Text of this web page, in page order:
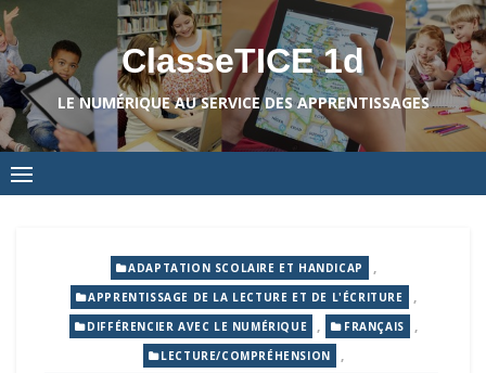
Skip
to
content
ClasseTICE 1d
LE NUMÉRIQUE AU SERVICE DES APPRENTISSAGES
ADAPTATION SCOLAIRE ET HANDICAP ,
APPRENTISSAGE DE LA LECTURE ET DE L'ÉCRITURE ,
DIFFÉRENCIER AVEC LE NUMÉRIQUE , FRANÇAIS ,
LECTURE/COMPRÉHENSION ,